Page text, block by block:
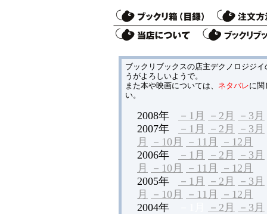
ブックリブックスの店主デクノロジジ
うがよろしいようで。
また本や映画については、 ネタバレに関
い。
2008年 －1月 －2月
－3月
2007年
－1月 －2月
－3月
月
－10月 －11月
－12月
2006年
－1月 －2月
－3月
月
－10月 －11月
－12月
2005年
－1月 －2月
－3月
月
－10月 －11月
－12月
2004年
－2月
－3月